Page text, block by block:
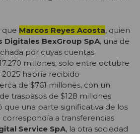
que Marcos Reyes Acosta, quien
Digitales BexGroup SpA, una de
por cuyas cuentas
millones, solo entre octubre
habría recibido
de $761 millones, con un
traspasos de $128 millones.
que una parte significativa de los
correspondía a transferencias
Service SpA, la otra sociedad